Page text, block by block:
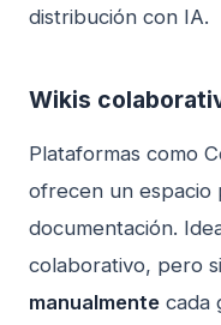
distribución con IA.
Wikis
Plataformas como
ofrecen un espacio
documentación.
colaborativo, pero
manualmente cada